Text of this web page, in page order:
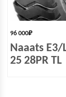
96 000₽
Naaats Е3/
25 28PR TL